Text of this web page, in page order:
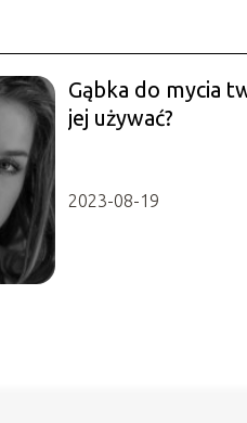
Gąbka do mycia
jej używać?
2023-08-19